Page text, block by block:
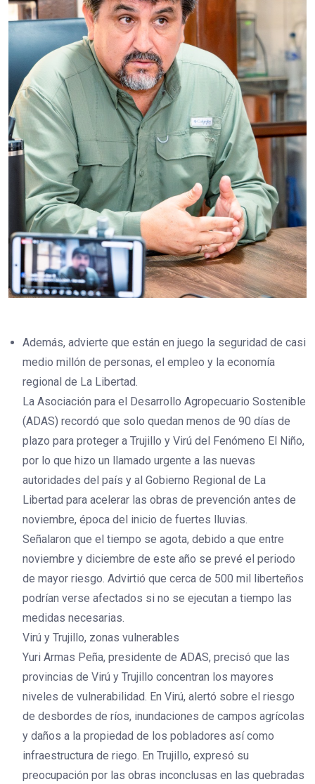
Además, advierte que están en juego la seguridad de casi
medio millón de personas, el empleo y la economía
regional de La Libertad.
La Asociación para el Desarrollo Agropecuario Sostenible
(ADAS) recordó que solo quedan menos de 90 días de
plazo para proteger a Trujillo y Virú del Fenómeno El Niño,
por lo que hizo un llamado urgente a las nuevas
autoridades del país y al Gobierno Regional de La
Libertad para acelerar las obras de prevención antes de
noviembre, época del inicio de fuertes lluvias.
Señalaron que el tiempo se agota, debido a que entre
noviembre y diciembre de este año se prevé el periodo
de mayor riesgo. Advirtió que cerca de 500 mil liberteños
podrían verse afectados si no se ejecutan a tiempo las
medidas necesarias.
Virú y Trujillo, zonas vulnerables
Yuri Armas Peña, presidente de ADAS, precisó que las
provincias de Virú y Trujillo concentran los mayores
niveles de vulnerabilidad. En Virú, alertó sobre el riesgo
de desbordes de ríos, inundaciones de campos agrícolas
y daños a la propiedad de los pobladores así como
infraestructura de riego. En Trujillo, expresó su
preocupación por las obras inconclusas en las quebradas